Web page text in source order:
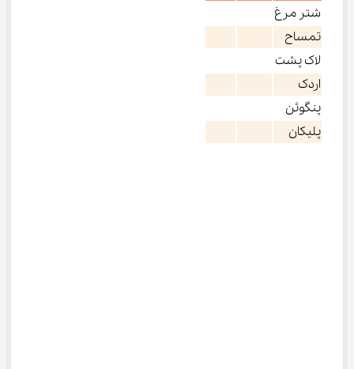
شتر مرغ
تمساح
لاک پشت
اردک
پنگوئن
پلیکان